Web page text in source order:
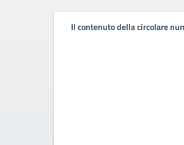
Il contenuto della circolare